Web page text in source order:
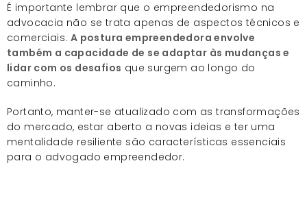
É importante lembrar que o empreendedorismo na
advocacia não se trata apenas de aspectos técnicos e
comerciais. A postura empreendedora envolve
também a capacidade de se adaptar às mudanças e
lidar com os desafios que surgem ao longo do
caminho.
Portanto, manter-se atualizado com as transformações
do mercado, estar aberto a novas ideias e ter uma
mentalidade resiliente são características essenciais
para o advogado empreendedor.